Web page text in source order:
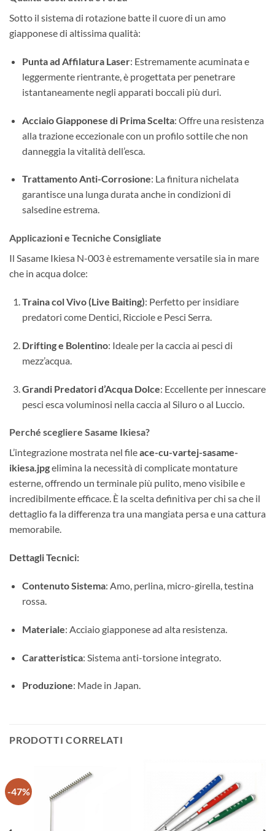
Sotto il sistema di rotazione batte il cuore di un amo
giapponese di altissima qualità:
Punta ad Affilatura Laser: Estremamente acuminata e
leggermente rientrante, è progettata per penetrare
istantaneamente negli apparati boccali più duri.
Acciaio Giapponese di Prima Scelta: Offre una resistenza
alla trazione eccezionale con un profilo sottile che non
danneggia la vitalità dell’esca.
Trattamento Anti-Corrosione: La finitura nichelata
garantisce una lunga durata anche in condizioni di
salsedine estrema.
Applicazioni e Tecniche Consigliate
Il Sasame Ikiesa N-003 è estremamente versatile sia in mare
che in acqua dolce:
Traina col Vivo (Live Baiting): Perfetto per insidiare
predatori come Dentici, Ricciole e Pesci Serra.
Drifting e Bolentino: Ideale per la caccia ai pesci di
mezz’acqua.
Grandi Predatori d’Acqua Dolce: Eccellente per innescare
pesci esca voluminosi nella caccia al Siluro o al Luccio.
Perché scegliere Sasame Ikiesa?
L’integrazione mostrata nel fileace-cu-vartej-sasame-
ikiesa.jpgelimina la necessità di complicate montature
esterne, offrendo un terminale più pulito, meno visibile e
incredibilmente efficace. È la scelta definitiva per chi sa che il
dettaglio fa la differenza tra una mangiata persa e una cattura
memorabile.
Dettagli Tecnici:
Contenuto Sistema: Amo, perlina, micro-girella, testina
rossa.
Materiale: Acciaio giapponese ad alta resistenza.
Caratteristica: Sistema anti-torsione integrato.
Produzione: Made in Japan.
PRODOTTI CORRELATI
-47%